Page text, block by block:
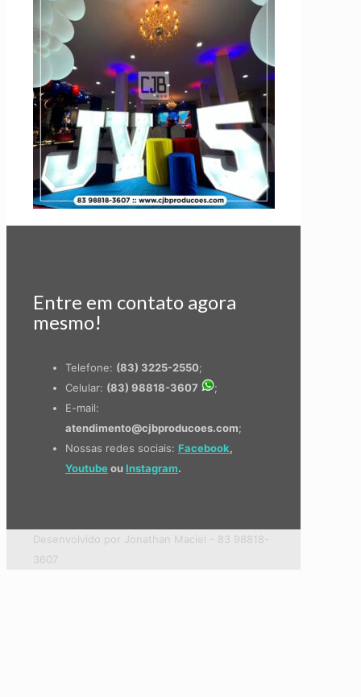
Entre em contato agora
mesmo!
Telefone: (83) 3225-2550;
Celular: (83) 98818-3607
;
E-mail:
atendimento@cjbproducoes.com;
Nossas redes sociais: Facebook,
Youtubeou Instagram.
Desenvolvido por Jonathan Maciel - 83 98818-
3607